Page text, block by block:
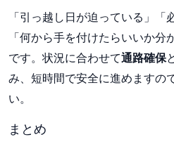
「引っ越し日が迫っている」「
「何から手を付けたらいいか
です。状況に合わせて通路確保
み、短時間で安全に進めますの
い。
まとめ